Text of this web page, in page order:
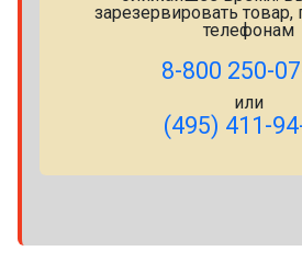
зарезервировать товар,
телефонам
8-800 250-
или
(495) 411-